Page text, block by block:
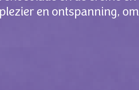
en ontspanning, om